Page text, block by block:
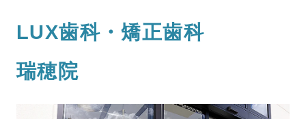
LUX歯科・矯正歯科
瑞穂院